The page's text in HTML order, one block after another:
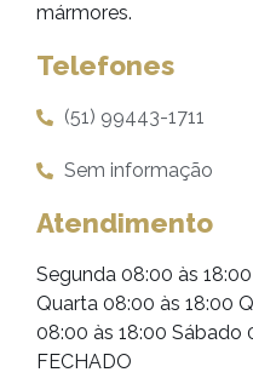
mármores.
Telefones
(51) 99443-1711
Sem informação
Atendimento
Segunda 08:00 às
Quarta 08:00 às 18:00
08:00 às 18:00 Sábado
FECHADO